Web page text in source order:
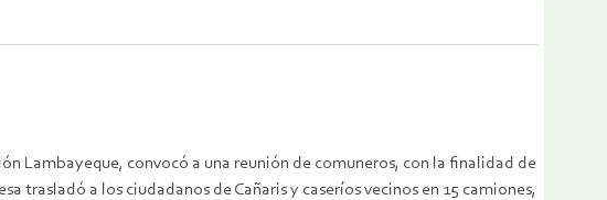
Lambayeque, convocó a una reunión de comuneros, con la finalidad de
trasladó a los ciudadanos de Cañaris y caseríos vecinos en 15 camiones,